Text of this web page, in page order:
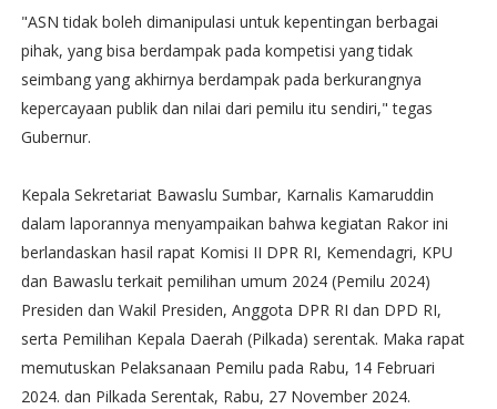
"ASN tidak boleh dimanipulasi untuk kepentingan berbagai
pihak, yang bisa berdampak pada kompetisi yang tidak
seimbang yang akhirnya berdampak pada berkurangnya
kepercayaan publik dan nilai dari pemilu itu sendiri," tegas
Gubernur.
Kepala Sekretariat Bawaslu Sumbar, Karnalis Kamaruddin
dalam laporannya menyampaikan bahwa kegiatan Rakor ini
berlandaskan hasil rapat Komisi II DPR RI, Kemendagri, KPU
dan Bawaslu terkait pemilihan umum 2024 (Pemilu 2024)
Presiden dan Wakil Presiden, Anggota DPR RI dan DPD RI,
serta Pemilihan Kepala Daerah (Pilkada) serentak. Maka rapat
memutuskan Pelaksanaan Pemilu pada Rabu, 14 Februari
2024. dan Pilkada Serentak, Rabu, 27 November 2024.